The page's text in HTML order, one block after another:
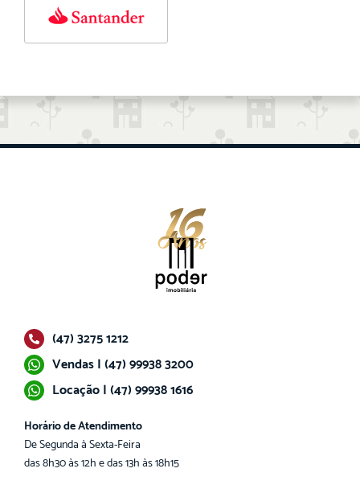
(47) 3275 1212
Vendas | (47) 99938 3200
Locação | (47) 99938 1616
Horário de Atendimento
De Segunda à Sexta-Feira
das 8h30 às 12h e das 13h às 18h15